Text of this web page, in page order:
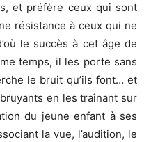
et préfère ceux qui sont
résistance à ceux qui ne
le succès à cet âge de
temps, il les porte sans
le bruit qu’ils font… et
en les traînant sur
du jeune enfant à ses
la vue, l’audition, le